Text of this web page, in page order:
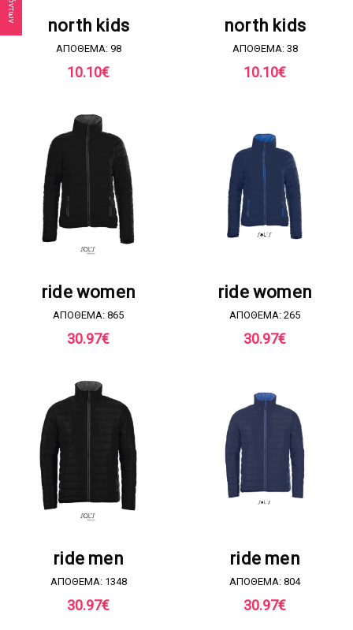
north kids
ΑΠΟΘΕΜΑ: 98
10.10€
north kids
ΑΠΟΘΕΜΑ: 38
10.10€
ride women
ΑΠΟΘΕΜΑ: 865
30.97€
ride women
ΑΠΟΘΕΜΑ: 265
30.97€
ride men
ΑΠΟΘΕΜΑ: 1348
30.97€
ride men
ΑΠΟΘΕΜΑ: 804
30.97€